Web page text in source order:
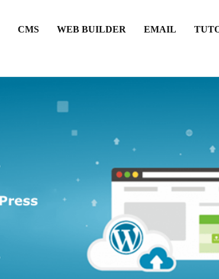
CMS WEB BUILDER EMAIL